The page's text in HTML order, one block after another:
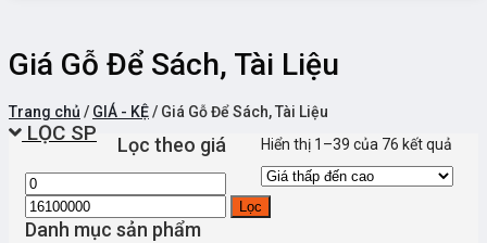
Giá Gỗ Để Sách, Tài Liệu
Trang chủ / GIÁ - KỆ/ Giá Gỗ Để Sách, Tài Liệu
LỌC SP Hiển thị 1–39 của 76 kết quả
Lọc theo giá
Lọc
Danh mục sản phẩm